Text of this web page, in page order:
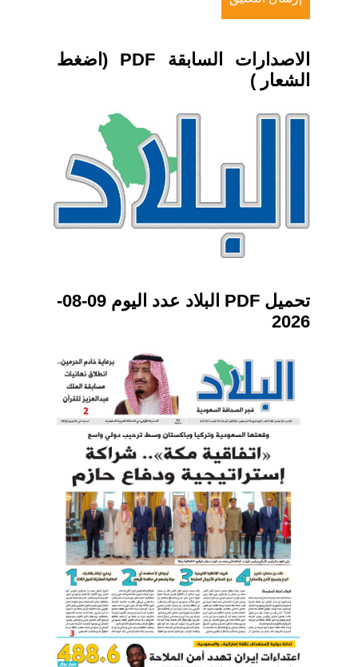
الاصدارات السابقة PDF (اضغط
الشعار )
تحميل PDF البلاد عدد اليوم 09-08-
2026